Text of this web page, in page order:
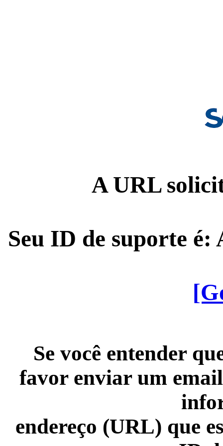
A URL
Seu ID de suporte é:
Se você entender
favor enviar um
endereço (URL) que